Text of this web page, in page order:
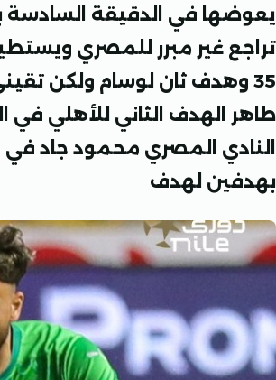
يعوضها في الدقيقة
تراجع غير مبرر للمصري
35 وهدف ثان لوسام ولكن
النادي المصري محمود جاد في
بهدفين لهدف